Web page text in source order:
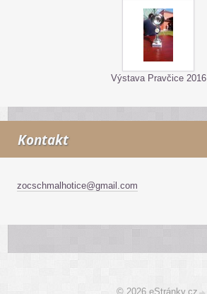
Výstava Pravčice 2016
Kontakt
zocschmalhotice@gmail.com
© 2026 eStránky.cz